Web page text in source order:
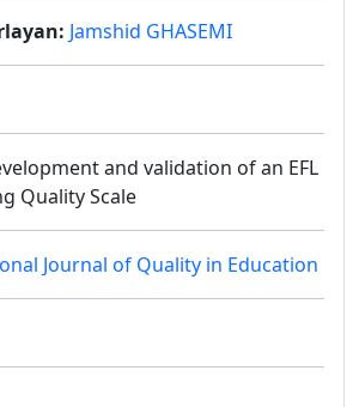
Jamshid GHASEMI
and validation of an EFL
Quality Scale
Journal of Quality in Education